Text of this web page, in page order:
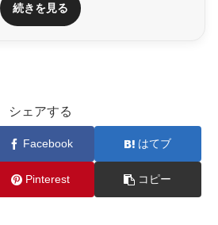
続きを見る
シェアする
Facebook はてブ
Pinterest コピー